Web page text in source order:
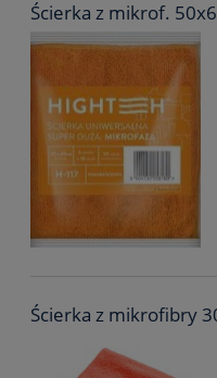
Ścierka z mikrof.
Ścierka z mikrofibry